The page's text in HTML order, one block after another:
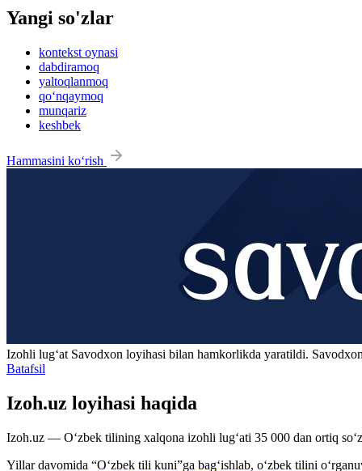
Yangi so'zlar
kontekst oynasi
dabdiramoq
yaltoqlanmoq
qo‘nqaymoq
munqariz
keshbek
Hammasini ko‘rish
Izohli lugʻat Savodxon loyihasi bilan hamkorlikda yaratildi.
Batafsil
Izoh.uz loyihasi haqida
Izoh.uz — O‘zbek tilining xalqona izohli lug‘ati 35 000 dan ortiq
Yillar davomida “O‘zbek tili kuni”ga bag‘ishlab, o‘zbek tilini